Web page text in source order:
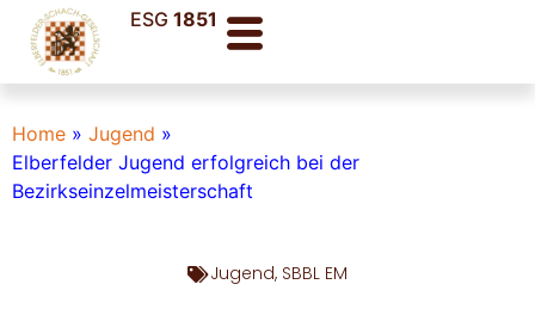
ESG1851
Home » Jugend »
Elberfelder Jugend erfolgreich bei der
Bezirkseinzelmeisterschaft
Jugend, SBBL EM